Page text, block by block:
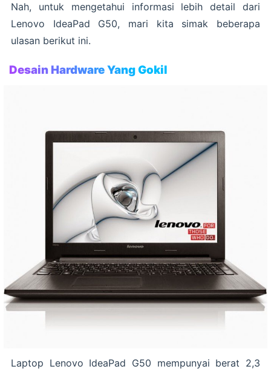
Nah, untuk mengetahui informasi lebih detail dari
Lenovo IdeaPad G50, mari kita simak beberapa
ulasan berikut ini.
Desain Hardware Yang Gokil
Laptop Lenovo IdeaPad G50 mempunyai berat 2,3